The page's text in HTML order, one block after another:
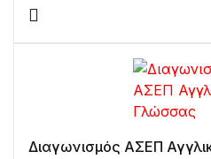
Διαγωνισμός ΑΣΕΠ